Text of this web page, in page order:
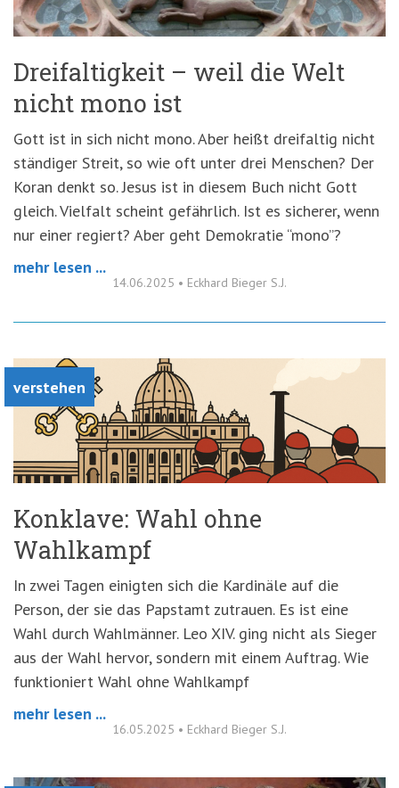
springen
(Accesskey
'2')Dreifaltigkeit – weil die Welt
nicht mono ist
Gott ist in sich nicht mono. Aber heißt dreifaltig nicht
ständiger Streit, so wie oft unter drei Menschen? Der
Koran denkt so. Jesus ist in diesem Buch nicht Gott
gleich. Vielfalt scheint gefährlich. Ist es sicherer, wenn
nur einer regiert? Aber geht Demokratie “mono”?
mehr lesen ...
14.06.2025 • Eckhard Bieger S.J.
verstehen
Konklave: Wahl ohne
Wahlkampf
In zwei Tagen einigten sich die Kardinäle auf die
Person, der sie das Papstamt zutrauen. Es ist eine
Wahl durch Wahlmänner. Leo XIV. ging nicht als Sieger
aus der Wahl hervor, sondern mit einem Auftrag. Wie
funktioniert Wahl ohne Wahlkampf
mehr lesen ...
16.05.2025 • Eckhard Bieger S.J.